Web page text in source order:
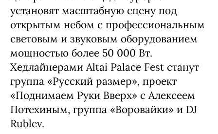
установят масштабную сцену под
открытым небом с профессиональным
световым и звуковым оборудованием
мощностью более 50 000 Вт.
Хедлайнерами Altai Palace Fest станут
группа «Русский размер», проект
«Поднимаем Руки Вверх» с Алексеем
Потехиным, группа «Воровайки» и DJ
Rublev.